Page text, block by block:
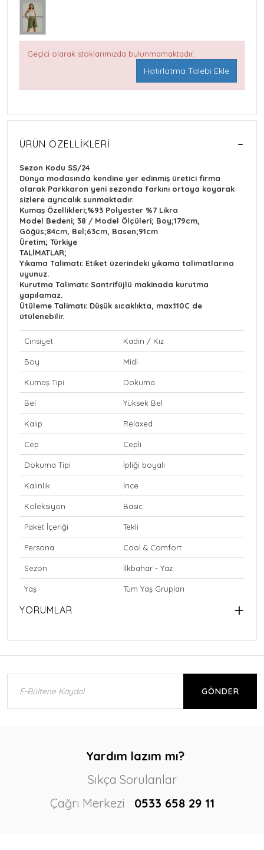
Geçici olarak stoklarımızda bulunmamaktadır.
Hatırlatma Talebi Ekle
ÜRÜN ÖZELLIKLERI
Sezon Kodu SS/24
Dünya modasında kendine yer edinmiş üretici firma
olarak Parkkaron yeni sezonda farkını ortaya koyarak
sizlere ayrıcalık sunmaktadır.
Kumaş Özellikleri;%93 Polyester %7 Likra
Model Bedeni; 38 / Model Ölçüleri; Boy;179cm,
Göğüs;84cm, Bel;63cm, Basen;91cm
Üretim; Türkiye
TALİMATLAR;
Yıkama Talimatı: Etiket üzerindeki yıkama talimatlarına
uyunuz.
Kurutma Talimatı: Santrifüjlü makinada kurutma
yapılamaz.
Ütüleme Talimatı: Düşük sıcaklıkta, max.110C de
ütülenebilir.
Cinsiyet Kadın / Kız
Boy Midi
Kumaş Tipi Dokuma
Bel Yüksek Bel
Kalıp Relaxed
Cep Cepli
Dokuma Tipi İpliği boyalı
Kalınlık İnce
Koleksiyon Basic
Paket İçeriği Tekli
Persona Cool & Comfort
Sezon İlkbahar - Yaz
Yaş Tüm Yaş Grupları
YORUMLAR
GÖNDER
Yardım lazım mı?
Sıkça Sorulanlar
Çağrı Merkezi
0533 658 29 11